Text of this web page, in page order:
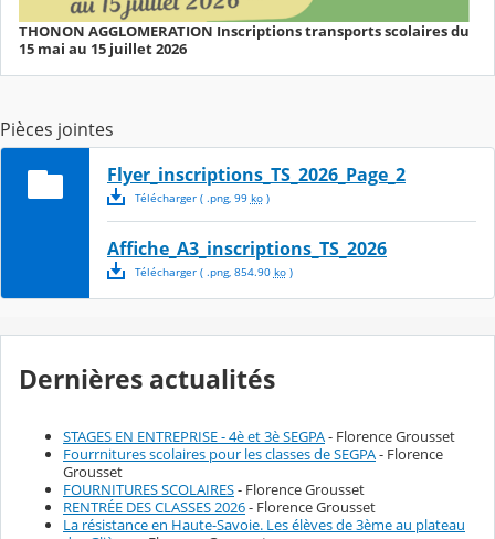
THONON AGGLOMERATION Inscriptions transports scolaires du
15 mai au 15 juillet 2026
Pièces jointes
Flyer_inscriptions_TS_2026_Page_2
Télécharger( .png, 99 ko)
Affiche_A3_inscriptions_TS_2026
Télécharger( .png, 854.90 ko)
Dernières actualités
STAGES EN ENTREPRISE - 4è et 3è SEGPA- Florence Grousset
Fourrnitures scolaires pour les classes de SEGPA- Florence
Grousset
FOURNITURES SCOLAIRES- Florence Grousset
RENTRÉE DES CLASSES 2026- Florence Grousset
La résistance en Haute-Savoie. Les élèves de 3ème au plateau